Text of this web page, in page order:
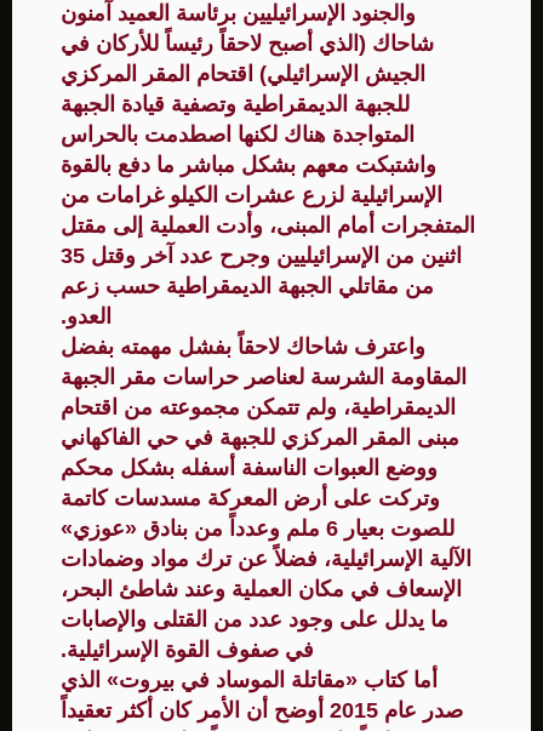
والجنود الإسرائيليين برئاسة العميد آمنون
شاحاك (الذي أصبح لاحقاً رئيساً للأركان في
الجيش الإسرائيلي) اقتحام المقر المركزي
للجبهة الديمقراطية وتصفية قيادة الجبهة
المتواجدة هناك لكنها اصطدمت بالحراس
واشتبكت معهم بشكل مباشر ما دفع بالقوة
الإسرائيلية لزرع عشرات الكيلو غرامات من
المتفجرات أمام المبنى، وأدت العملية إلى مقتل
اثنين من الإسرائيليين وجرح عدد آخر وقتل 35
من مقاتلي الجبهة الديمقراطية حسب زعم
العدو.
واعترف شاحاك لاحقاً بفشل مهمته بفضل
المقاومة الشرسة لعناصر حراسات مقر الجبهة
الديمقراطية، ولم تتمكن مجموعته من اقتحام
مبنى المقر المركزي للجبهة في حي الفاكهاني
ووضع العبوات الناسفة أسفله بشكل محكم
وتركت على أرض المعركة مسدسات كاتمة
للصوت بعيار 6 ملم وعدداً من بنادق «عوزي»
الآلية الإسرائيلية، فضلاً عن ترك مواد وضمادات
الإسعاف في مكان العملية وعند شاطئ البحر،
ما يدلل على وجود عدد من القتلى والإصابات
في صفوف القوة الإسرائيلية.
أما كتاب «مقاتلة الموساد في بيروت» الذي
صدر عام 2015 أوضح أن الأمر كان أكثر تعقيداً